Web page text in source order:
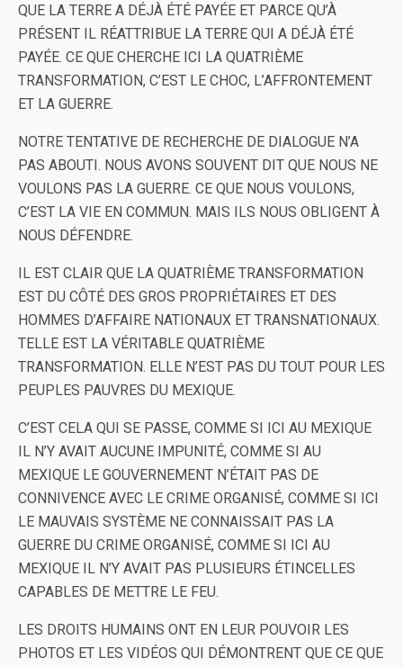
QUE LA TERRE A DÉJÀ ÉTÉ PAYÉE ET PARCE QU’À
PRÉSENT IL RÉATTRIBUE LA TERRE QUI A DÉJÀ ÉTÉ
PAYÉE. CE QUE CHERCHE ICI LA QUATRIÈME
TRANSFORMATION, C’EST LE CHOC, L’AFFRONTEMENT
ET LA GUERRE.
NOTRE TENTATIVE DE RECHERCHE DE DIALOGUE N’A
PAS ABOUTI. NOUS AVONS SOUVENT DIT QUE NOUS NE
VOULONS PAS LA GUERRE. CE QUE NOUS VOULONS,
C’EST LA VIE EN COMMUN. MAIS ILS NOUS OBLIGENT À
NOUS DÉFENDRE.
IL EST CLAIR QUE LA QUATRIÈME TRANSFORMATION
EST DU CÔTÉ DES GROS PROPRIÉTAIRES ET DES
HOMMES D’AFFAIRE NATIONAUX ET TRANSNATIONAUX.
TELLE EST LA VÉRITABLE QUATRIÈME
TRANSFORMATION. ELLE N’EST PAS DU TOUT POUR LES
PEUPLES PAUVRES DU MEXIQUE.
C’EST CELA QUI SE PASSE, COMME SI ICI AU MEXIQUE
IL N’Y AVAIT AUCUNE IMPUNITÉ, COMME SI AU
MEXIQUE LE GOUVERNEMENT N’ÉTAIT PAS DE
CONNIVENCE AVEC LE CRIME ORGANISÉ, COMME SI ICI
LE MAUVAIS SYSTÈME NE CONNAISSAIT PAS LA
GUERRE DU CRIME ORGANISÉ, COMME SI ICI AU
MEXIQUE IL N’Y AVAIT PAS PLUSIEURS ÉTINCELLES
CAPABLES DE METTRE LE FEU.
LES DROITS HUMAINS ONT EN LEUR POUVOIR LES
PHOTOS ET LES VIDÉOS QUI DÉMONTRENT QUE CE QUE